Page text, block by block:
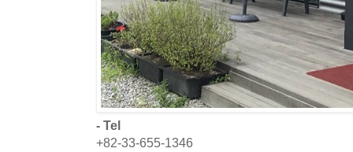
- Tel
+82-33-655-1346